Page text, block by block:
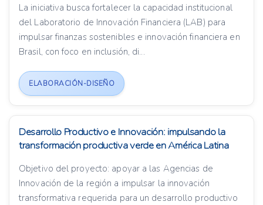
La iniciativa busca fortalecer la capacidad institucional
del Laboratorio de Innovación Financiera (LAB) para
impulsar finanzas sostenibles e innovación financiera en
Brasil, con foco en inclusión, di...
ELABORACIÓN-DISEÑO
Desarrollo Productivo e Innovación: impulsando la
transformación productiva verde en América Latina
Objetivo del proyecto: apoyar a las Agencias de
Innovación de la región a impulsar la innovación
transformativa requerida para un desarrollo productivo